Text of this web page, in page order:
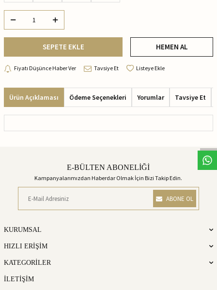
SEPETE EKLE HEMEN AL
Fiyatı Düşünce Haber Ver Tavsiye Et Listeye Ekle
Ürün Açıklaması Ödeme Seçenekleri Yorumlar Tavsiye Et
E-BÜLTEN ABONELİĞİ
Kampanyalarımızdan Haberdar Olmak İçin Bizi Takip Edin.
ABONE OL
KURUMSAL
HIZLI ERİŞİM
KATEGORİLER
İLETİŞİM